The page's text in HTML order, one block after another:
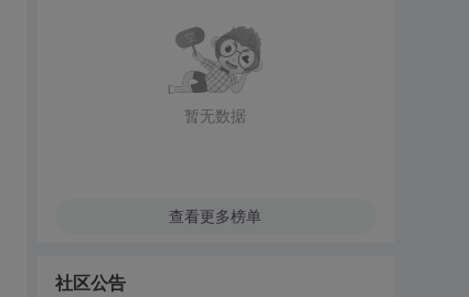
暂无数据
查看更多榜单
社区公告